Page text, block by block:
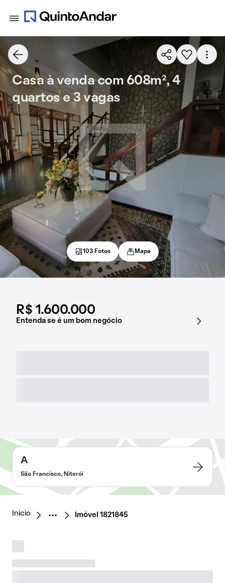
R$ 1.600.000
Entenda se é um bom negócio
Casa à venda com 608m², 4
quartos e 3 vagas
103 Fotos Mapa
A
São Francisco, Niterói
Início Imóvel 1821845